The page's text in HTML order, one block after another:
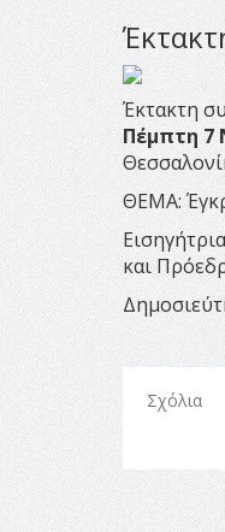
Έκτακτη
Πέμπτη 7
ΘΕΜΑ:
και
Σχόλια